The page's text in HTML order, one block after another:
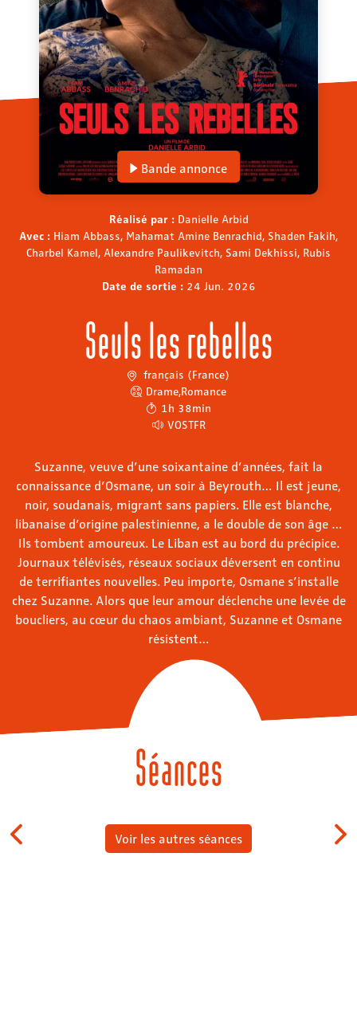
Bande annonce
Réalisé par : Danielle Arbid
Avec : Hiam Abbass, Mahamat Amine Benrachid, Shaden Fakih,
Charbel Kamel, Alexandre Paulikevitch, Sami Dekhissi, Rubis
Ramadan
Date de sortie : 24 Jun. 2026
Seuls les rebelles
français (France)
Drame,Romance
1h 38min
VOSTFR
Suzanne, veuve d’une soixantaine d’années, fait la
connaissance d’Osmane, un soir à Beyrouth… Il est jeune,
noir, soudanais, migrant sans papiers. Elle est blanche,
libanaise d’origine palestinienne, a le double de son âge …
Ils tombent amoureux. Le Liban est au bord du précipice.
Journaux télévisés, réseaux sociaux déversent en continu
de terrifiantes nouvelles. Peu importe, Osmane s’installe
chez Suzanne. Alors que leur amour déclenche une levée de
boucliers, au cœur du chaos ambiant, Suzanne et Osmane
résistent…
Séances
Voir les autres séances